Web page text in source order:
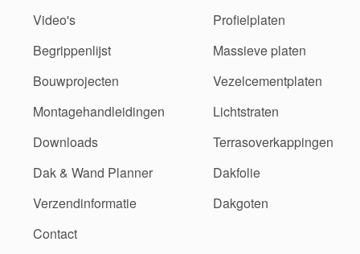
Video's
Begrippenlijst
Bouwprojecten
Montagehandleidingen
Downloads
Dak & Wand Planner
Verzendinformatie
Contact
Profielplaten
Massieve platen
Vezelcementplaten
Lichtstraten
Terrasoverkappingen
Dakfolie
Dakgoten